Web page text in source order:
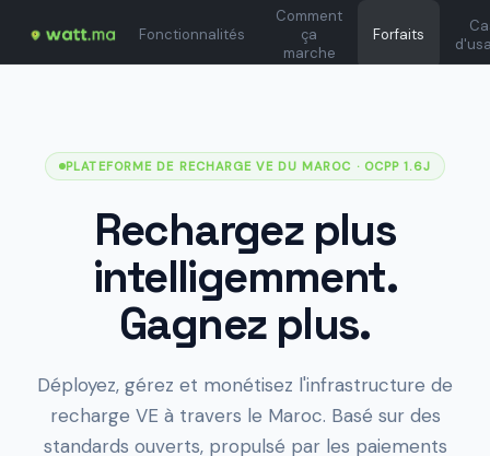
Fonctionnalités
Comment
ça
marche
Forfaits
PLATEFORME DE RECHARGE VE DU MAROC · OCPP 1.6J
Rechargez plus
intelligemment.
Gagnez plus.
Déployez, gérez et monétisez l'infrastructure de
recharge VE à travers le Maroc. Basé sur des
standards ouverts, propulsé par les paiements